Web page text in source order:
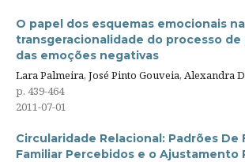
O papel dos esquemas emocionais na
transgeracionalidade do processo de
das emoções negativas
Lara Palmeira, José Pinto Gouveia, Alexandra
p. 439-464
2011-07-01
Circularidade Relacional: Padrões De
Familiar Percebidos e o Ajustamento